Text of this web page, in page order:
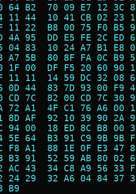
64 B2  70 09 E7 12
11 44  10 41 CB 02
11 22  B8 00 75 F0
4A 95  DD E5 FE 2C
04 83  10 24 A7 B1
A7 5B  80 8F FA 0C
1F 00  DF F5 20 60
11 11  14 59 DC 32
0D 44  83 7D 93 00
CD 7C  82 00 CD 7C
72 A1  4F C1 76 A6
8D AF  92 10 39 90
94 00  18 ED 8C B8
5E 64  B3 91 C9 9B
F8 A1  88 1E 0F E3
B3 91  52 59 AB 80
AC 43  34 C8 A9 56
24 29  32 A6 04 84
DD